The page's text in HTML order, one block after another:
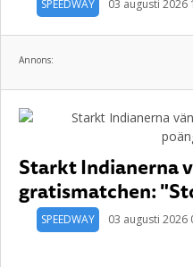
SPEEDWAY 03 augusti 2026
Annons:
Starkt Indianerna
gratismatchen:
SPEEDWAY 03 augusti 2026